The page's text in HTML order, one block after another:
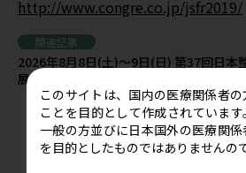
http://www.congre.co.jp/jsfr2019/
関連記事
2026年8月8日(土)～9日(日) 第37回日本
展します
このサイトは、国内の医療関係者
ことを目的として作成されていま
一般の方並びに日本国外の医療関
を目的としたものではありませんの